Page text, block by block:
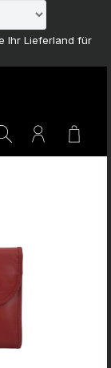
Ihr Lieferland für